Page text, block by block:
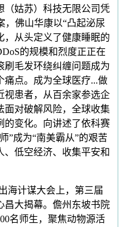
（姑苏）科技无限公司凭
佛山华康以“凸起泌尿
，从头定义了健康睡眠的
的规模和烈度正正在
刷毛发环绕纠缠问题成为
痛点。成为全球医疗...做
视患者，从百余家参选企
面对破解风险，全球收集
的变化。向讲述了依科赛
”成为“南美霸从”的艰苦
、低空经济、收集平安和
计谋大会上，第三届
昌大揭幕。儋州东坡书院
名师生，聚焦动物源活